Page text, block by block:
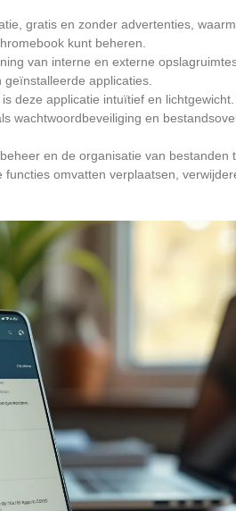
gratis en zonder advertenties,
kunt beheren.
van interne en externe
applicaties.
deze applicatie intuïtief en
wachtwoordbeveiliging en
en de organisatie van bestanden
omvatten verplaatsen,